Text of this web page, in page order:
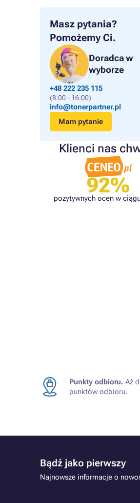
Masz pytania?
Pomożemy Ci.
Doradca w
wyborze
+48 222 235 115
(8:00 - 16:00)
info@tonerpartner.pl
Mam pytanie
Klienci nas
92%
pozytywnych ocen w
Punkty odbioru. Aż
punktów odbioru.
Bądź jako pierwszy
Najnowsze informacje o